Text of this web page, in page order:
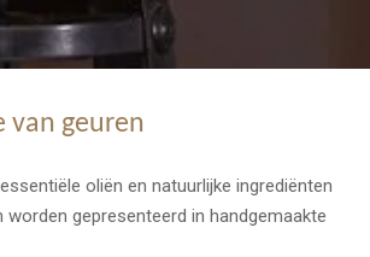
van geuren
oliën en natuurlijke ingrediënten
worden gepresenteerd in handgemaakte